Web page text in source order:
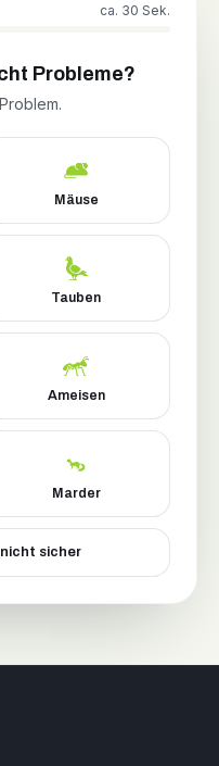
ca. 30 Sek.
Probleme?
Mäuse
Tauben
Ameisen
Marder
sicher